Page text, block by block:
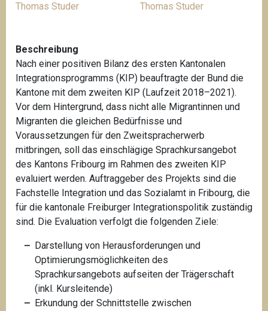
Thomas Studer
Thomas Studer
Beschreibung
Nach einer positiven Bilanz des ersten Kantonalen
Integrationsprogramms (KIP) beauftragte der Bund die
Kantone mit dem zweiten KIP (Laufzeit 2018–2021).
Vor dem Hintergrund, dass nicht alle Migrantinnen und
Migranten die gleichen Bedürfnisse und
Voraussetzungen für den Zweitspracherwerb
mitbringen, soll das einschlägige Sprachkursangebot
des Kantons Fribourg im Rahmen des zweiten KIP
evaluiert werden. Auftraggeber des Projekts sind die
Fachstelle Integration und das Sozialamt in Fribourg, die
für die kantonale Freiburger Integrationspolitik zuständig
sind. Die Evaluation verfolgt die folgenden Ziele:
Darstellung von Herausforderungen und
Optimierungsmöglichkeiten des
Sprachkursangebots aufseiten der Trägerschaft
(inkl. Kursleitende)
Erkundung der Schnittstelle zwischen